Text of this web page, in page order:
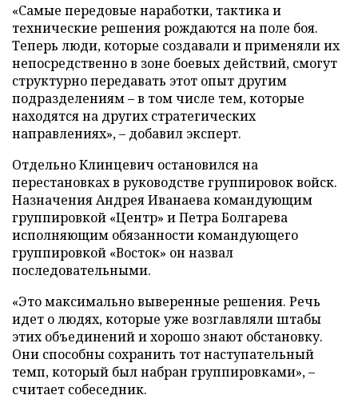
«Самые передовые наработки, тактика и
технические решения рождаются на поле боя.
Теперь люди, которые создавали и применяли их
непосредственно в зоне боевых действий, смогут
структурно передавать этот опыт другим
подразделениям – в том числе тем, которые
находятся на других стратегических
направлениях», – добавил эксперт.
Отдельно Клинцевич остановился на
перестановках в руководстве группировок войск.
Назначения Андрея Иванаева командующим
группировкой «Центр» и Петра Болгарева
исполняющим обязанности командующего
группировкой «Восток» он назвал
последовательными.
«Это максимально выверенные решения. Речь
идет о людях, которые уже возглавляли штабы
этих объединений и хорошо знают обстановку.
Они способны сохранить тот наступательный
темп, который был набран группировками», –
считает собеседник.